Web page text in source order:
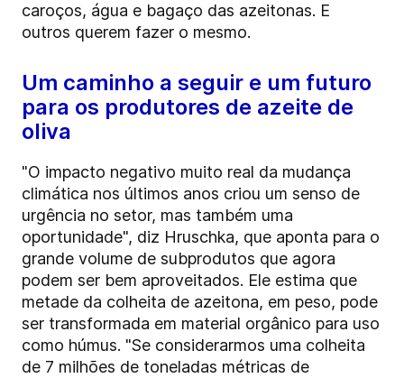
caroços, água e bagaço das azeitonas. E
outros querem fazer o mesmo.
Um caminho a seguir e um futuro
para os produtores de azeite de
oliva
"O impacto negativo muito real da mudança
climática nos últimos anos criou um senso de
urgência no setor, mas também uma
oportunidade", diz Hruschka, que aponta para o
grande volume de subprodutos que agora
podem ser bem aproveitados. Ele estima que
metade da colheita de azeitona, em peso, pode
ser transformada em material orgânico para uso
como húmus. "Se considerarmos uma colheita
de 7 milhões de toneladas métricas de